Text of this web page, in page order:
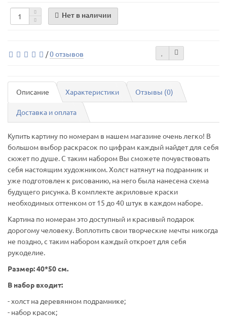
Нет в наличии
/0 отзывов
Описание Характеристики Отзывы (0)
Доставка и оплата
Купить картину по номерам в нашем магазине очень легко! В
большом выбор раскрасок по цифрам каждый найдет для себя
сюжет по душе. С таким набором Вы сможете почувствовать
себя настоящим художником. Холст натянут на подрамник и
уже подготовлен к рисованию, на него была нанесена схема
будущего рисунка. В комплекте акриловые краски
необходимых оттенком от 15 до 40 штук в каждом наборе.
Картина по номерам это доступный и красивый подарок
дорогому человеку. Воплотить свои творческие мечты никогда
не поздно, с таким набором каждый откроет для себя
рукоделие.
Размер: 40*50 см.
В набор входит:
- холст на деревянном подрамнике;
- набор красок;